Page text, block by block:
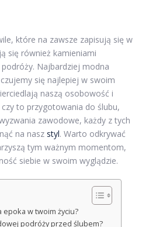
które na zawsze zapisują się w
się również kamieniami
Najbardziej modna
się najlepiej w swoim
naszą osobowość i
to przygotowania do ślubu,
zawodowe, każdy z tych
na nasz styl. Warto odkrywać
tym ważnym momentom,
siebie w swoim wyglądzie.
w twoim życiu?
podróży przed ślubem?